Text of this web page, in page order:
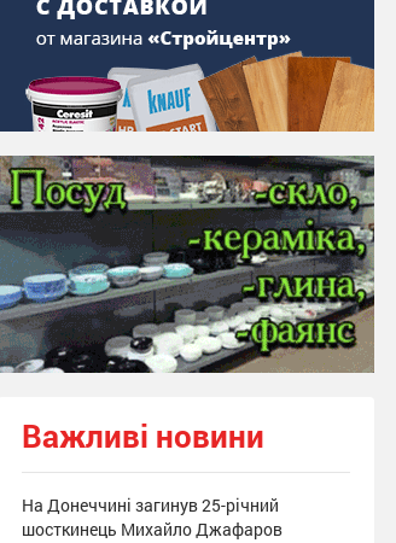
Важливі новини
На Донеччині загинув 25-річний
шосткинець Михайло Джафаров